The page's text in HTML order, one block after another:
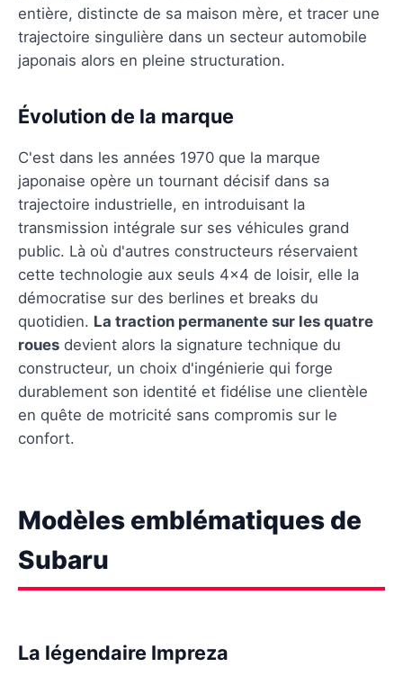
entière, distincte de sa maison mère, et tracer une
trajectoire singulière dans un secteur automobile
japonais alors en pleine structuration.
Évolution de la marque
C'est dans les années 1970 que la marque
japonaise opère un tournant décisif dans sa
trajectoire industrielle, en introduisant la
transmission intégrale sur ses véhicules grand
public. Là où d'autres constructeurs réservaient
cette technologie aux seuls 4x4 de loisir, elle la
démocratise sur des berlines et breaks du
quotidien. La traction permanente sur les quatre
roues devient alors la signature technique du
constructeur, un choix d'ingénierie qui forge
durablement son identité et fidélise une clientèle
en quête de motricité sans compromis sur le
confort.
Modèles emblématiques de
Subaru
La légendaire Impreza